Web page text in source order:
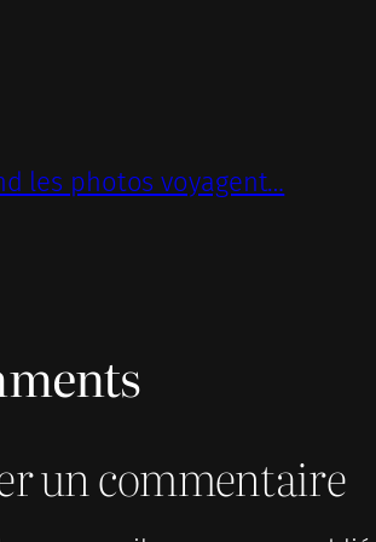
les photos voyagent…
un commentaire